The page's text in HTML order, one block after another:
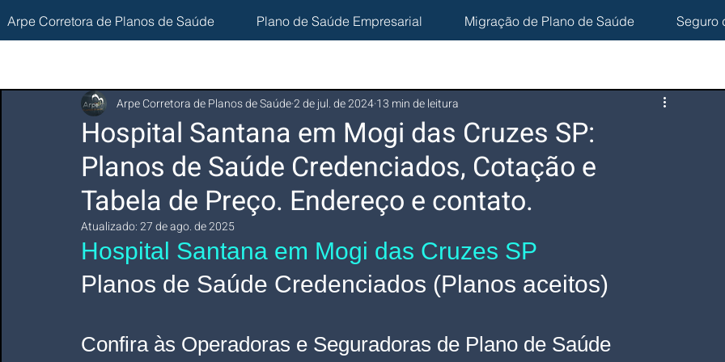
Arpe Corretora de Planos de Saúde Plano de Saúde Empresarial Migração de Plano de Saúde Seguro
Hospital Santana em Mogi das Cruzes SP:
Planos de Saúde Credenciados, Cotação e
Tabela de Preço. Endereço e contato.
Arpe Corretora de Planos de Saúde2 de jul. de 202413 min de leitura
Atualizado:27 de ago. de 2025
Hospital Santana em Mogi das Cruzes SP
Planos de Saúde Credenciados (Planos aceitos)
Confira às Operadoras e Seguradoras de Plano de Saúde